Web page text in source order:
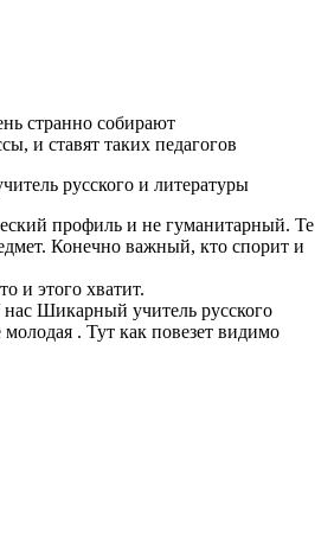
странно собирают
и ставят таких педагогов
русского и литературы
профиль и не гуманитарный. Те
Конечно важный, кто спорит и
и этого хватит.
Шикарный учитель русского
. Тут как повезет видимо